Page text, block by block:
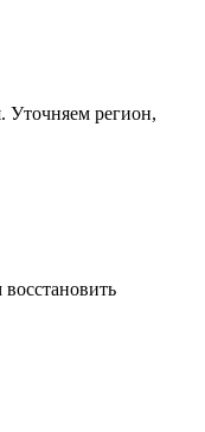
Уточняем регион,